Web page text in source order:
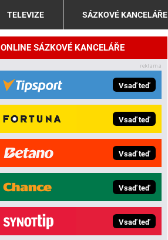
TELEVIZE SÁZKOVÉ KANCELÁŘE
ONLINE SÁZKOVÉ KANCELÁŘE
Vsaď teď
Vsaď teď
Vsaď teď
Vsaď teď
Vsaď teď